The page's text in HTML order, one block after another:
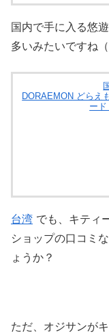
国内で手に入る悠
多いみたいですね（
DORAEMON どらえ
ー
台湾 でも、キティ
ショップの口コミ
ょうか？
ただ、オジサンが